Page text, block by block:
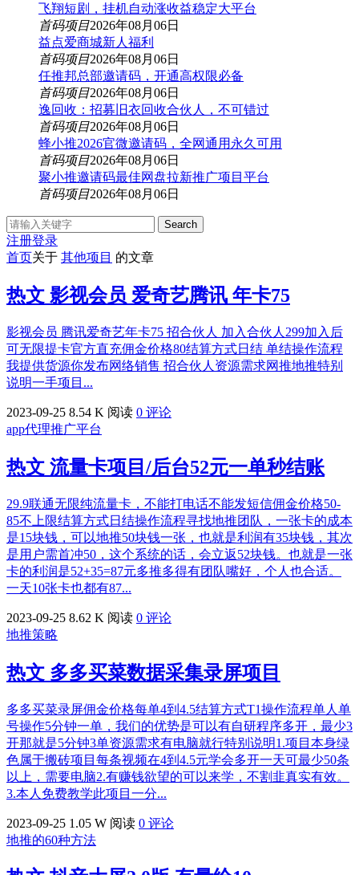
飞翔短剧，挂机自动涨收益稳定大平台
首码项目2026年08月06日
益点爱商城新人福利
首码项目2026年08月06日
任推邦总部邀请码，开通高权限必备
首码项目2026年08月06日
逸回收：招募旧衣回收合伙人，不可错过
首码项目2026年08月06日
蜂小推2026官微邀请码，全网通用永久可用
首码项目2026年08月06日
聚小推邀请码最佳网盘拉新推广项目平台
首码项目2026年08月06日
Search
注册登录
首页关于 其他项目 的文章
热文 影视会员 爱奇艺腾讯 年卡75
影视会员 腾讯爱奇艺年卡75 招合伙人 加入合伙人299加入后
可无限提卡官方直充佣金价格80结算方式日结 单结操作流程
我提供货源你发布网络销售 招合伙人资源需求网推地推特别
说明一手项目...
2023-09-25 8.54 K 阅读 0 评论
app代理推广平台
热文 流量卡项目/后台52元一单秒结账
29.9联通无限纯流量卡，不能打电话不能发短信佣金价格50-
85不上限结算方式日结操作流程寻找地推团队，一张卡的成本
是15块钱，可以地推50块钱一张，也就是利润有35块钱，其次
是用户需首冲50，这个系统的话，会立返52块钱。也就是一张
卡的利润是52+35=87元多推多得有团队嘴好，个人也合适。
一天10张卡也都有87...
2023-09-25 8.62 K 阅读 0 评论
地推策略
热文 多多买菜数据采集录屏项目
多多买菜录屏佣金价格每单4到4.5结算方式T1操作流程单人单
号操作5分钟一单，我们的优势是可以有自研程序多开，最少3
开那就是5分钟3单资源需求有电脑就行特别说明1.项目本身绿
色属于搬砖项目每条视频在4到4.5元学会多开一天可最少50条
以上，需要电脑2.有赚钱欲望的可以来学，不割韭真实有效。
3.本人免费教学此项目一分...
2023-09-25 1.05 W 阅读 0 评论
地推的60种方法